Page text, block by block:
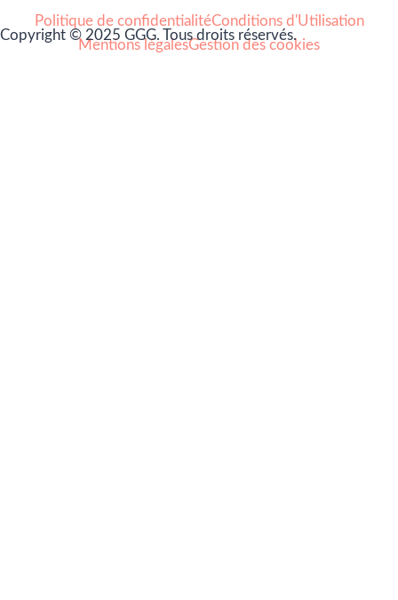
Copyright © 2025 GGG. Tous droits réservés.
Politique de confidentialitéConditions d'Utilisation
Mentions légalesGestion des cookies